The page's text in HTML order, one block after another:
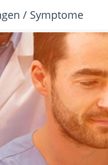
/ Symptome